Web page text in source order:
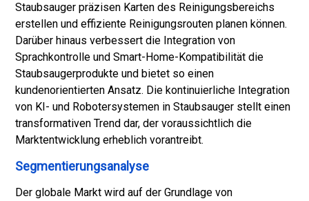
Staubsauger präzisen Karten des Reinigungsbereichs
erstellen und effiziente Reinigungsrouten planen können.
Darüber hinaus verbessert die Integration von
Sprachkontrolle und Smart-Home-Kompatibilität die
Staubsaugerprodukte und bietet so einen
kundenorientierten Ansatz. Die kontinuierliche Integration
von KI- und Robotersystemen in Staubsauger stellt einen
transformativen Trend dar, der voraussichtlich die
Marktentwicklung erheblich vorantreibt.
Segmentierungsanalyse
Der globale Markt wird auf der Grundlage von